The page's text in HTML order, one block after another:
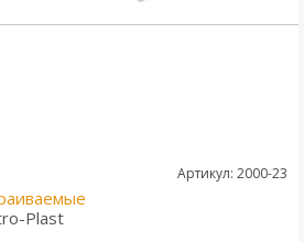
Артикул: 2000-23
Plast